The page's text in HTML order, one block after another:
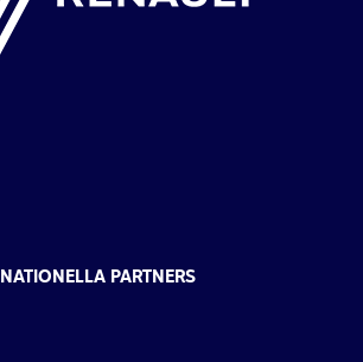
NATIONELLA PARTNERS